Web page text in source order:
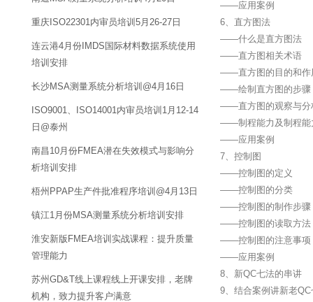
——应用案例
6、直方图法
——什么是直方图法
——直方图相关术语
——直方图的目的和作
——绘制直方图的步骤
——直方图的观察与分
——制程能力及制程能
——应用案例
7、控制图
——控制图的定义
——控制图的分类
——控制图的制作步骤
——控制图的读取方法
——控制图的注意事项
——应用案例
8、新QC七法的串讲
9、结合案例讲新老
重庆ISO22301内审员培训5月26-27日
连云港4月份IMDS国际材料数据系统使用
培训安排
长沙MSA测量系统分析培训@4月16日
ISO9001、ISO14001内审员培训1月12-14
日@泰州
南昌10月份FMEA潜在失效模式与影响分
析培训安排
梧州PPAP生产件批准程序培训@4月13日
镇江1月份MSA测量系统分析培训安排
淮安新版FMEA培训实战课程：提升质量
管理能力
苏州GD&T线上课程线上开课安排，老牌
机构，致力提升客户满意